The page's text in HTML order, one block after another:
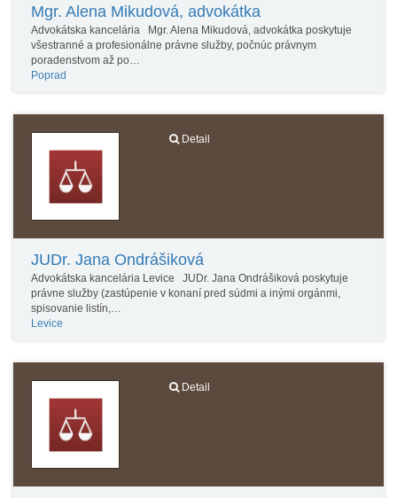
Mgr. Alena Mikudová, advokátka
Advokátska kancelária Mgr. Alena Mikudová, advokátka poskytuje
všestranné a profesionálne právne služby, počnúc právnym
poradenstvom až po…
Poprad
Detail
JUDr. Jana Ondrášiková
Advokátska kancelária Levice JUDr. Jana Ondrášiková poskytuje
právne služby (zastúpenie v konaní pred súdmi a inými orgánmi,
spisovanie listín,…
Levice
Detail